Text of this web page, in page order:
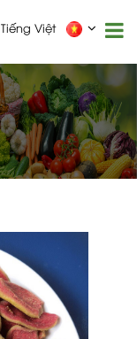
Tiếng Việt